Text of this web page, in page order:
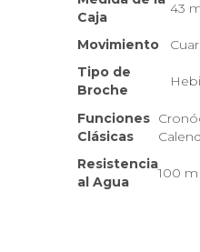
Caja
43
Movimiento
Tipo de
Broche
Funciones
Clásicas
Resistencia
al Agua
100 m